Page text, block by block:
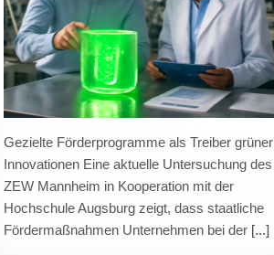
Rückgang bei Ausbildungsstellenangebot und
Übernahmen trotz hoher Zahl unbesetzter
Stellen Im Jahr 2025 ist die Übernahmequote
von Auszubildenden auf 75 Prozent gefallen,
nachdem sie im[...]